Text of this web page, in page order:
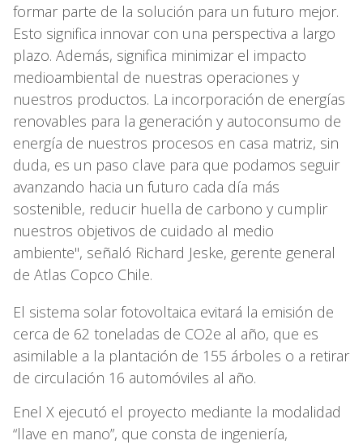
formar parte de la solución para un futuro mejor.
Esto significa innovar con una perspectiva a largo
plazo. Además, significa minimizar el impacto
medioambiental de nuestras operaciones y
nuestros productos. La incorporación de energías
renovables para la generación y autoconsumo de
energía de nuestros procesos en casa matriz, sin
duda, es un paso clave para que podamos seguir
avanzando hacia un futuro cada día más
sostenible, reducir huella de carbono y cumplir
nuestros objetivos de cuidado al medio
ambiente", señaló Richard Jeske, gerente general
de Atlas Copco Chile.
El sistema solar fotovoltaica evitará la emisión de
cerca de 62 toneladas de CO2e al año, que es
asimilable a la plantación de 155 árboles o a retirar
de circulación 16 automóviles al año.
Enel X ejecutó el proyecto mediante la modalidad
“llave en mano”, que consta de ingeniería,